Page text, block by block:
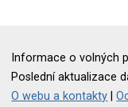
Informace o volných
Poslední aktualizace
O webu a kontakty |